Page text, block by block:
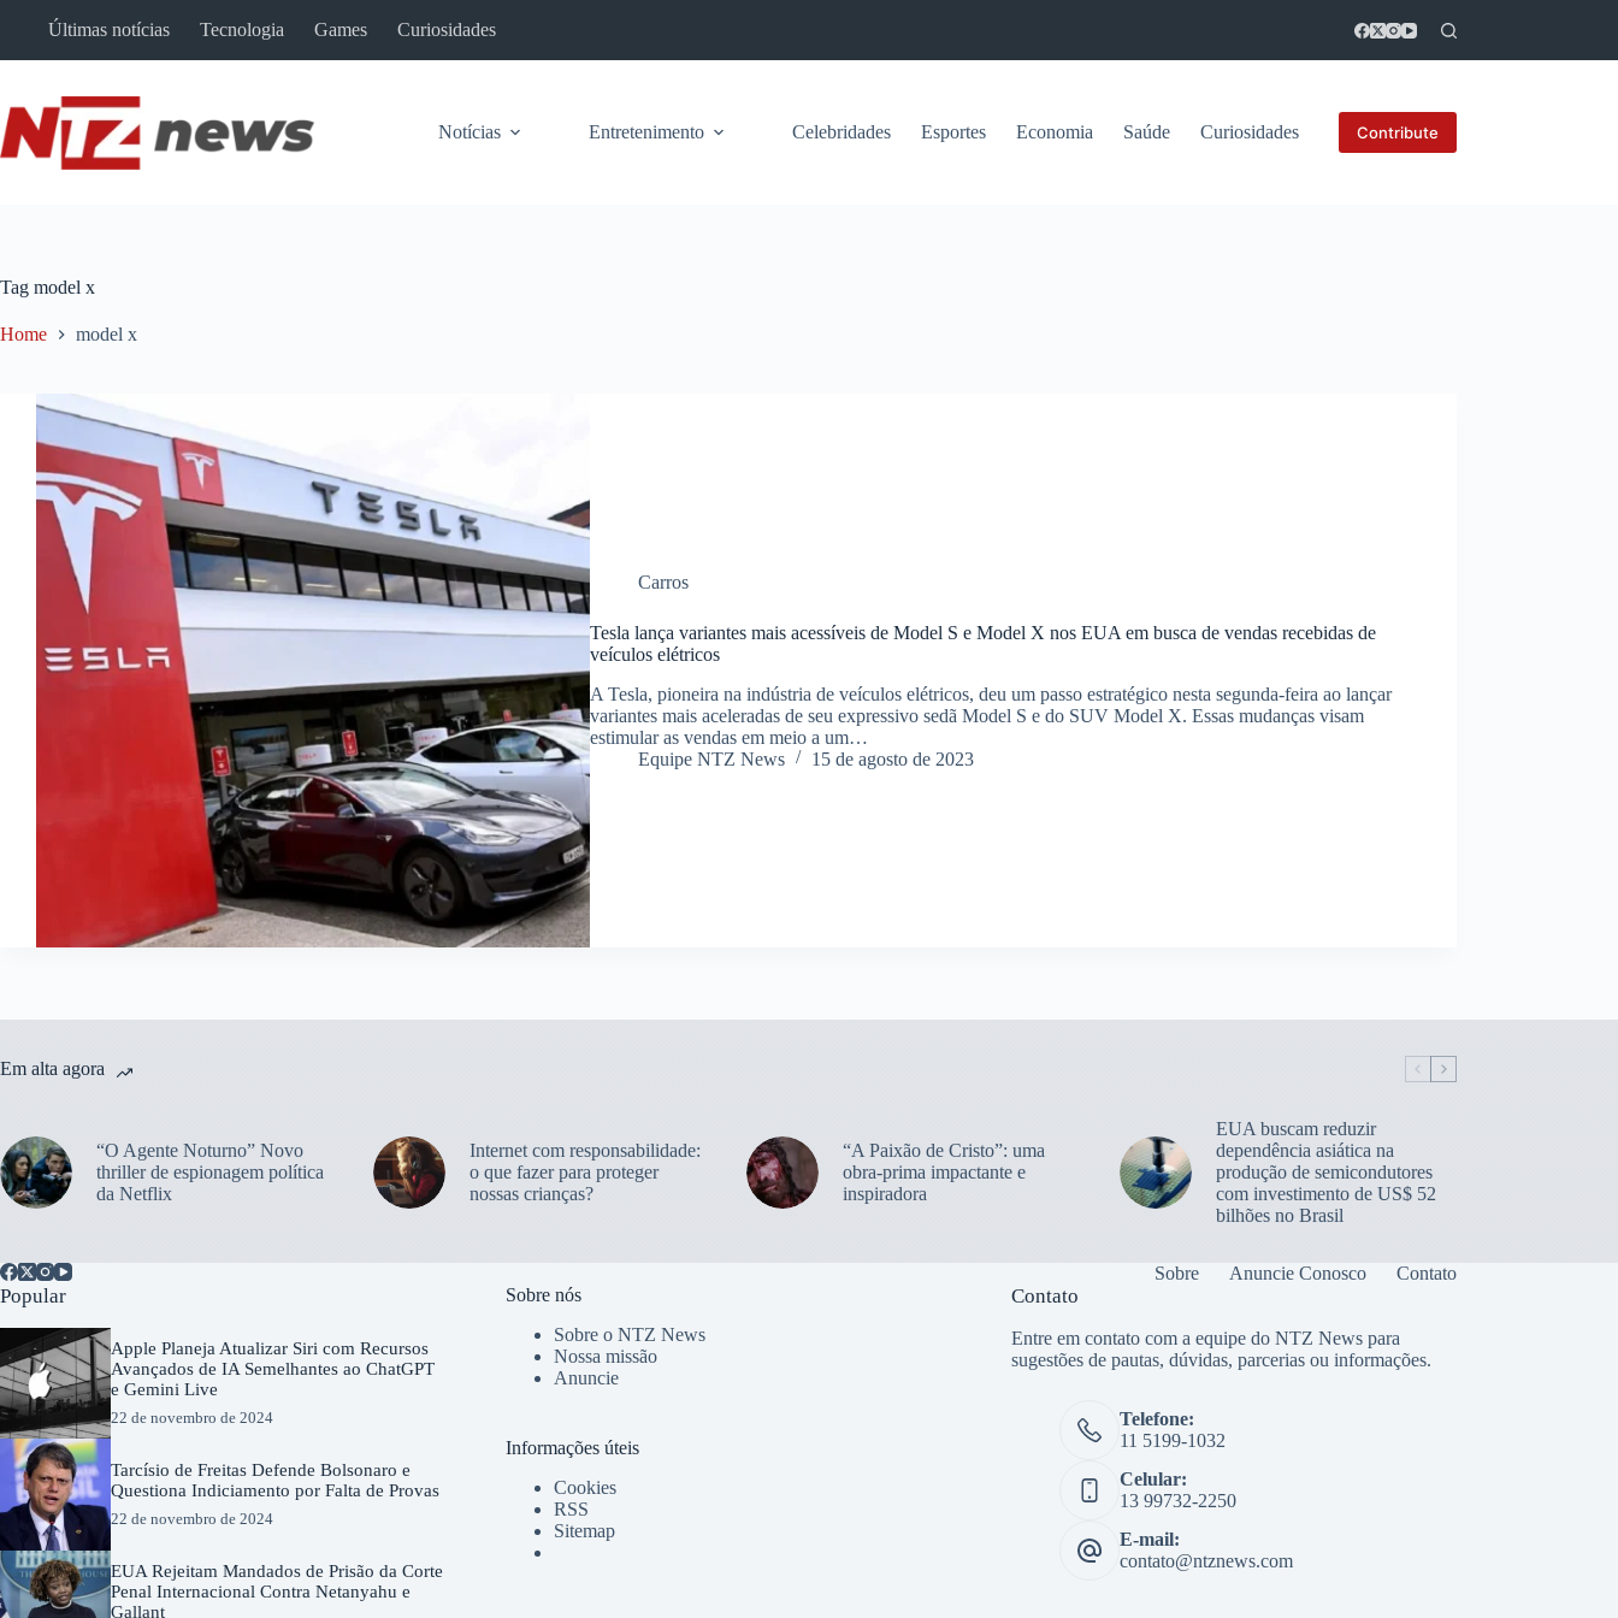
Últimas notícias Tecnologia Games Curiosidades
Notícias Entretenimento Celebridades Esportes Economia Saúde Curiosidades Contribute
Tag model x
Home model x
Carros
Tesla lança variantes mais acessíveis de Model S e Model X nos EUA em busca de vendas recebidas de
veículos elétricos
A Tesla, pioneira na indústria de veículos elétricos, deu um passo estratégico nesta segunda-feira ao lançar
variantes mais aceleradas de seu expressivo sedã Model S e do SUV Model X. Essas mudanças visam
estimular as vendas em meio a um…
Equipe NTZ News
15 de agosto de 2023
Em alta agora
“O Agente Noturno” Novo
thriller de espionagem política
da Netflix
Internet com responsabilidade:
o que fazer para proteger
nossas crianças?
“A Paixão de Cristo”: uma
obra-prima impactante e
inspiradora
EUA buscam reduzir
dependência asiática na
produção de semicondutores
com investimento de US$ 52
bilhões no Brasil
Sobre Anuncie Conosco Contato
Popular
Apple Planeja Atualizar Siri com Recursos
Avançados de IA Semelhantes ao ChatGPT
e Gemini Live
22 de novembro de 2024
Tarcísio de Freitas Defende Bolsonaro e
Questiona Indiciamento por Falta de Provas
22 de novembro de 2024
EUA Rejeitam Mandados de Prisão da Corte
Penal Internacional Contra Netanyahu e
Gallant
Sobre nós
Sobre o NTZ News
Nossa missão
Anuncie
Informações úteis
Cookies
RSS
Sitemap
Contato
Entre em contato com a equipe do NTZ News para
sugestões de pautas, dúvidas, parcerias ou informações.
Telefone:
11 5199-1032
Celular:
13 99732-2250
E-mail:
contato@ntznews.com